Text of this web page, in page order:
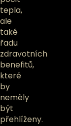
tepla,
ale
také
řadu
zdravotních
benefitů,
které
by
neměly
být
přehlíženy.